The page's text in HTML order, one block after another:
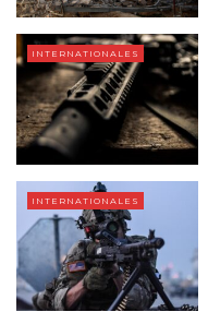
INTERNATIONALES
INTERNATIONALES